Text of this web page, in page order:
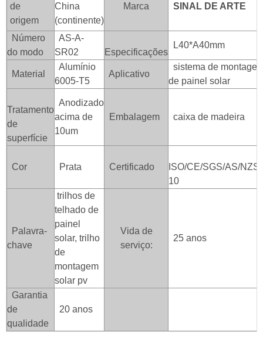
de
origem
China
(continente)
Marca SINAL DE ARTE
Número
do modo
AS-A-
SR02
Especificações
L40*A40mm
Material
Alumínio
6005-T5
Aplicativo
sistema de
de painel solar
Tratamento
de
superfície
Anodizado
acima de
10um
Embalagem caixa de madeira
Cor Prata Certificado
ISO/CE/SGS/AS/
10
Palavra-
chave
trilhos de
telhado de
painel
solar, trilho
de
montagem
solar pv
Vida de
serviço:
25 anos
Garantia
de
qualidade
20 anos